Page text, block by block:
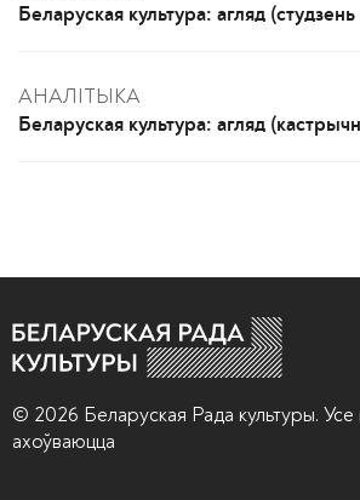
Беларуская культура: агляд (студзень
АНАЛІТЫКА
Беларуская культура: агляд
© 2026 Беларуская Рада культуры. Усе
ахоўваюцца